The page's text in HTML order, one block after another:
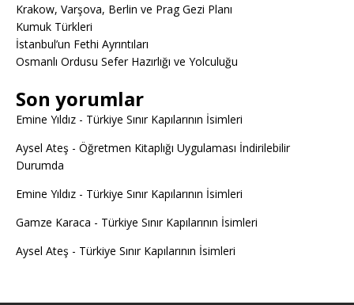
Krakow, Varşova, Berlin ve Prag Gezi Planı
Kumuk Türkleri
İstanbul’un Fethi Ayrıntıları
Osmanlı Ordusu Sefer Hazırlığı ve Yolculuğu
Son yorumlar
Emine Yıldız - Türkiye Sınır Kapılarının İsimleri
Aysel Ateş - Öğretmen Kitaplığı Uygulaması İndirilebilir
Durumda
Emine Yıldız - Türkiye Sınır Kapılarının İsimleri
Gamze Karaca - Türkiye Sınır Kapılarının İsimleri
Aysel Ateş - Türkiye Sınır Kapılarının İsimleri